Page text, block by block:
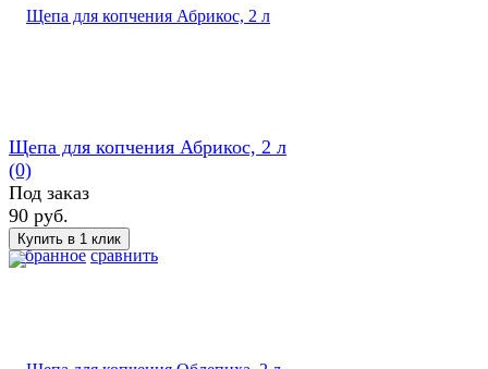
избранное сравнить
Щепа для копчения Абрикос, 2 л
(0)
Под заказ
90 руб.